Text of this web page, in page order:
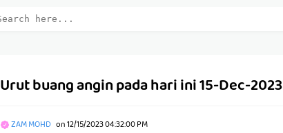
Urut buang angin pada hari ini 15-Dec-2023
ZAM MOHD on12/15/2023 04:32:00 PM